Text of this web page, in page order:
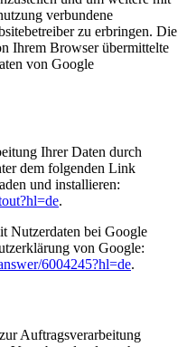
verbundene
zu erbringen. Die
Ihrem Browser übermittelte
von Google
Ihrer Daten durch
dem folgenden Link
und installieren:
.
Nutzerdaten bei Google
von Google:
6004245?hl=de.
Auftragsverarbeitung